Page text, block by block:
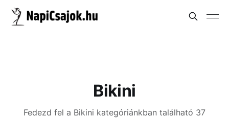
Bikini
Fedezd fel a Bikini kategóriánkban található 37